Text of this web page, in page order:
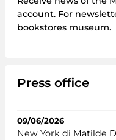
account. For
bookstores museum.
Press office
09/06/2026
New York di Matilde